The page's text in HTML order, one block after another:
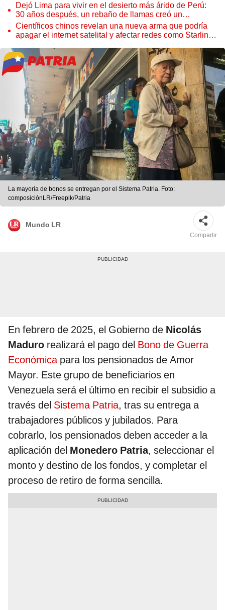
Dejó Lima para vivir en el desierto más árido de Perú:
30 años después, un rebaño de llamas creó un
sorprendente ecosistema
Científicos chinos revelan una nueva arma que podría
apagar el internet satelital y afectar redes como Starlink
La mayoría de bonos se entregan por el Sistema Patria. Foto:
composiciónLR/Freepik/Patria
Mundo LR
Compartir
En febrero de 2025, el Gobierno de Nicolás
Maduro realizará el pago del Bono de Guerra
Económicapara los pensionados de Amor
Mayor. Este grupo de beneficiarios en
Venezuela será el último en recibir el subsidio a
través del Sistema Patria, tras su entrega a
trabajadores públicos y jubilados. Para
cobrarlo, los pensionados deben acceder a la
aplicación del Monedero Patria, seleccionar el
monto y destino de los fondos, y completar el
proceso de retiro de forma sencilla.